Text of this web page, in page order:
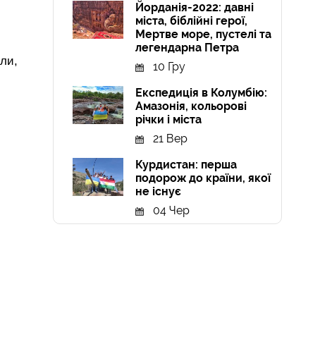
Йорданія-2022: давні
міста, біблійні герої,
Мертве море, пустелі та
легендарна Петра
10 Гру
Експедиція в Колумбію:
Амазонія, кольорові
річки і міста
21 Вер
Курдистан: перша
подорож до країни, якої
не існує
04 Чер